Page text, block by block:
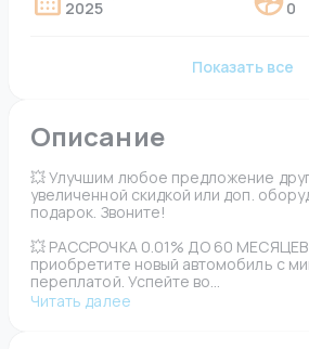
2025 0
Показать все
Описание
💥 Улучшим любое предложение
увеличенной скидкой или доп.
подарок. Звоните!
💥 РАССРОЧКА 0.01% ДО 60 МЕСЯЦЕВ
приобретите новый автомобиль с
переплатой. Успейте во...
Читать далее